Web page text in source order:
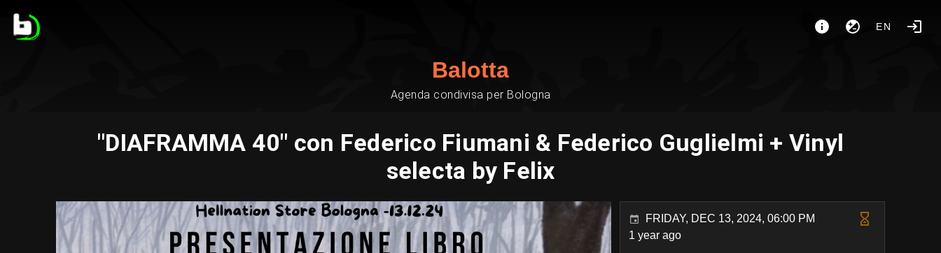
EN
Balotta
Agenda condivisa per Bologna
"DIAFRAMMA 40" con Federico Fiumani & Federico Guglielmi + Vinyl
selecta by Felix
FRIDAY, DEC 13, 2024, 06:00 PM
1 year ago